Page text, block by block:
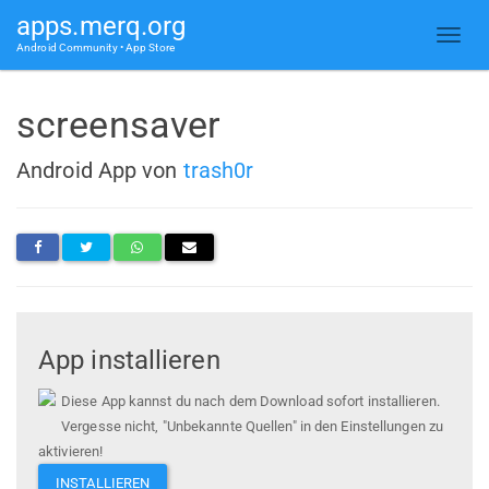
apps.merq.org
Android Community • App Store
screensaver
Android App von trash0r
App installieren
Diese App kannst du nach dem Download sofort installieren.
Vergesse nicht, "Unbekannte Quellen" in den Einstellungen zu
aktivieren!
INSTALLIEREN